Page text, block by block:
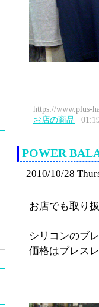
| https://www.plus-
| お店の商品 |
POWER
2010/10/28
お店でも取り
シリコンのブ
価格はブレス